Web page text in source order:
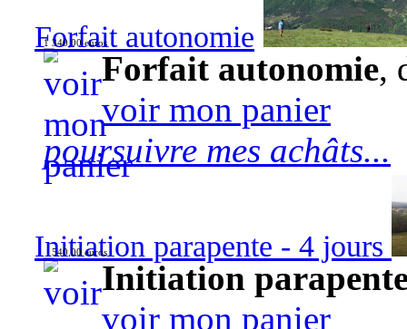
Forfait autonomie
1 340,00 euros
Forfait autonomie,
voir mon panier
poursuivre mes achâts...
Initiation parapente - 4 jours
540,00 euros
Initiation
voir mon panier